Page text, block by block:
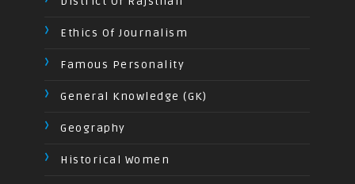
Ethics Of Journalism
Famous Personality
General Knowledge (GK)
Geography
Historical Women